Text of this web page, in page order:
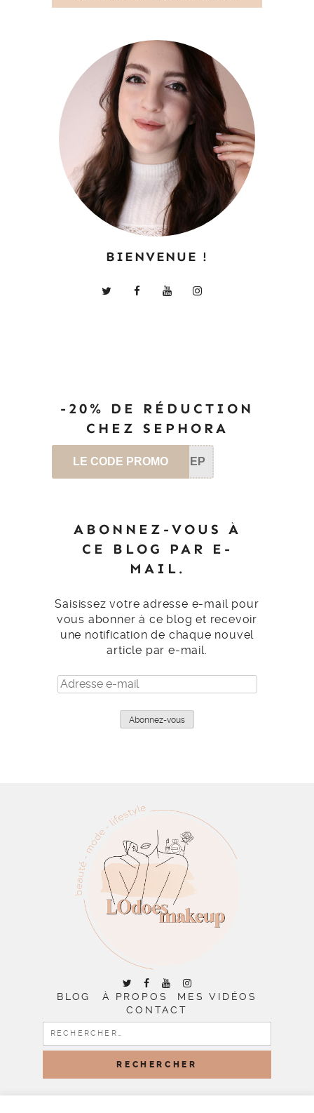
BIENVENUE !
-20% DE RÉDUCTION
CHEZ SEPHORA
LE CODE PROMO SEP
ABONNEZ-VOUS À
CE BLOG PAR E-
MAIL.
Saisissez votre adresse e-mail pour
vous abonner à ce blog et recevoir
une notification de chaque nouvel
article par e-mail.
Adresse
e-
Abonnez-vous
BLOG À PROPOS
MES VIDÉOS
CONTACT
RECHERCHER :